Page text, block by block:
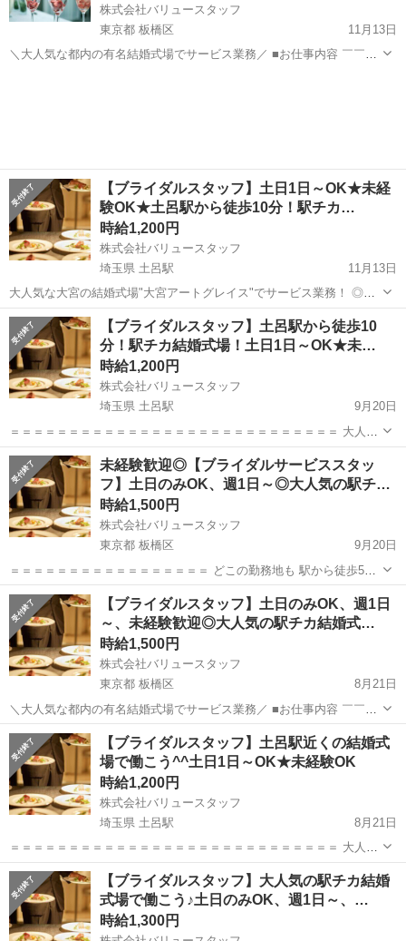
株式会社バリュースタッフ
東京都 板橋区
11月13日
＼大人気な都内の有名結婚式場でサービス業務／ ■お仕事内容 ￣￣￣
【ブライダルスタッフ】土日1日～OK★未経
験OK★土呂駅から徒歩10分！駅チカ…
時給1,200円
株式会社バリュースタッフ
埼玉県 土呂駅
11月13日
大人気な大宮の結婚式場"大宮アートグレイス"でサービス業務！ ◎未
経験でも大歓迎、週1～、土日祝のみの勤務もOKです♪ ■お仕事内容
￣￣￣￣￣￣￣ 宴会や婚礼サービス、 クローク業務やレストランサ...
埼玉 さいたま市 土呂駅 結婚式場 スタッフ
【ブライダルスタッフ】土呂駅から徒歩10
分！駅チカ結婚式場！土日1日～OK★未…
時給1,200円
株式会社バリュースタッフ
埼玉県 土呂駅
9月20日
＝＝＝＝＝＝＝＝＝＝＝＝＝＝＝＝＝＝＝＝＝＝＝＝＝＝＝＝ 大人気
な大宮の結婚式場"大宮アートグレイス"でサービス業務！ ◎未経験で
も大歓迎、週1～、土日祝のみの勤務もOKです♪ ＝＝＝＝＝＝＝＝＝
＝...
埼玉 さいたま市 土呂駅 結婚式場 スタッフ
未経験歓迎◎【ブライダルサービススタッ
フ】土日のみOK、週1日～◎大人気の駅チ…
時給1,500円
株式会社バリュースタッフ
東京都 板橋区
9月20日
＝＝＝＝＝＝＝＝＝＝＝＝＝＝＝＝＝ どこの勤務地も 駅から徒歩5分
以内でアクセス抜群！ 未経験でも大歓迎です！ 先輩スタッフのフォロ
ーがあるので、 安心して勤務できます！ 週1回のシフト制 週1～勤務
◎...
東京 板橋区 結婚式場 スタッフ
【ブライダルスタッフ】土日のみOK、週1日
～、未経験歓迎◎大人気の駅チカ結婚式…
時給1,500円
株式会社バリュースタッフ
東京都 板橋区
8月21日
＼大人気な都内の有名結婚式場でサービス業務／ ■お仕事内容 ￣￣￣
￣￣￣￣ 宴会や婚礼サービス、 クローク業務やレストランサービスな
ど お客様のご対応をお願いします♪ ≪具体的には…≫ ・婚礼中の演...
東京 板橋区 結婚式場 スタッフ
【ブライダルスタッフ】土呂駅近くの結婚式
場で働こう^^土日1日～OK★未経験OK
時給1,200円
株式会社バリュースタッフ
埼玉県 土呂駅
8月21日
＝＝＝＝＝＝＝＝＝＝＝＝＝＝＝＝＝＝＝＝＝＝＝＝＝＝＝＝ 大人気
な大宮の結婚式場"大宮アートグレイス"でサービス業務！ ＝＝＝＝＝
＝＝＝＝＝＝＝＝＝＝＝＝＝＝＝＝＝＝＝＝＝＝＝ ■お仕事内容 ￣
￣...
埼玉 さいたま市 土呂駅 結婚式場 スタッフ
【ブライダルスタッフ】大人気の駅チカ結婚
式場で働こう♪土日のみOK、週1日～、…
時給1,300円